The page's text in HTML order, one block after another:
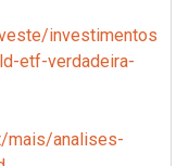
investimentos
etf-verdadeira-
mais/analises-